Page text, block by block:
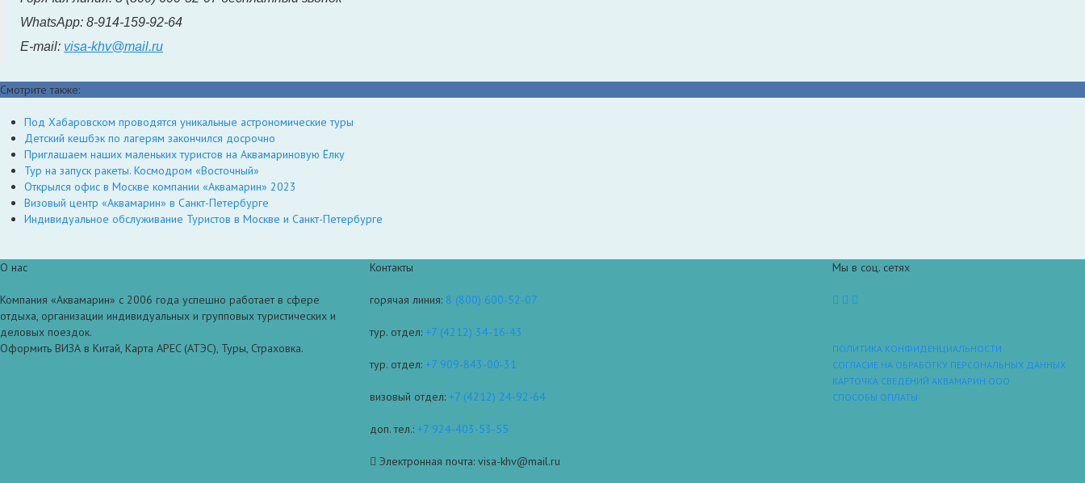
WhatsApp: 8-914-159-92-64
E-mail: visa-khv@mail.ru
Смотрите также:
Под Хабаровском проводятся уникальные астрономические туры
Детский кешбэк по лагерям закончился досрочно
Приглашаем наших маленьких туристов на Аквамариновую Ёлку
Тур на запуск ракеты. Космодром «Восточный»
Открылся офис в Москве компании «Аквамарин» 2023
Визовый центр «Аквамарин» в Санкт-Петербурге
Индивидуальное обслуживание Туристов в Москве и Санкт-Петербурге
О нас
Компания «Аквамарин» с 2006 года успешно работает в сфере
отдыха, организации индивидуальных и групповых туристических и
деловых поездок.
Оформить ВИЗА в Китай, Карта APEC (АТЭС), Туры, Страховка.
Контакты
горячая линия: 8 (800) 600-52-07
тур. отдел: +7 (4212) 34-16-43
тур. отдел: +7 909-843-00-31
визовый отдел: +7 (4212) 24-92-64
доп. тел.: +7 924-403-53-55
Электронная почта: visa-khv@mail.ru
Мы в соц. сетях
ПОЛИТИКА КОНФИДЕНЦИАЛЬНОСТИ
СОГЛАСИЕ НА ОБРАБОТКУ ПЕРСОНАЛЬНЫХ ДАННЫХ
КАРТОЧКА СВЕДЕНИЙ АКВАМАРИН ООО
СПОСОБЫ ОПЛАТЫ